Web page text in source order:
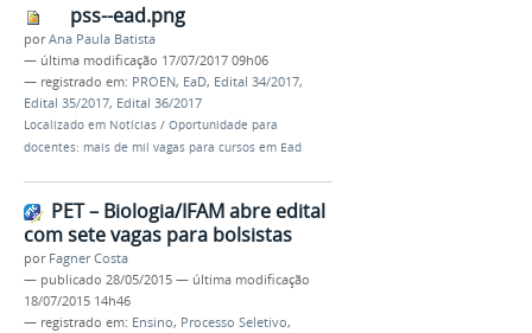
pss--ead.png
porAna Paula Batista
— última modificação 17/07/2017 09h06
— registrado em: PROEN, EaD, Edital 34/2017,
Edital 35/2017, Edital 36/2017
Localizado em Notícias / Oportunidade para
docentes: mais de mil vagas para cursos em Ead
PET – Biologia/IFAM abre edital
com sete vagas para bolsistas
por Fagner Costa
— publicado 28/05/2015 — última modificação
18/07/2015 14h46
— registrado em: Ensino, Processo Seletivo,